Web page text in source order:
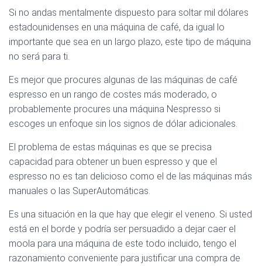
Si no andas mentalmente dispuesto para soltar mil dólares
estadounidenses en una máquina de café, da igual lo
importante que sea en un largo plazo, este tipo de máquina
no será para ti.
Es mejor que procures algunas de las máquinas de café
espresso en un rango de costes más moderado, o
probablemente procures una máquina Nespresso si
escoges un enfoque sin los signos de dólar adicionales.
El problema de estas máquinas es que se precisa
capacidad para obtener un buen espresso y que el
espresso no es tan delicioso como el de las máquinas más
manuales o las SuperAutomáticas.
Es una situación en la que hay que elegir el veneno. Si usted
está en el borde y podría ser persuadido a dejar caer el
moola para una máquina de este todo incluido, tengo el
razonamiento conveniente para justificar una compra de